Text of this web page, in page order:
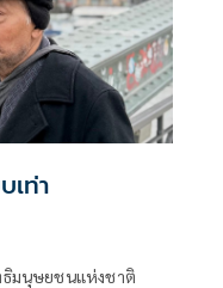
เท่า
ธิมนุษยชนแห่งชาติ